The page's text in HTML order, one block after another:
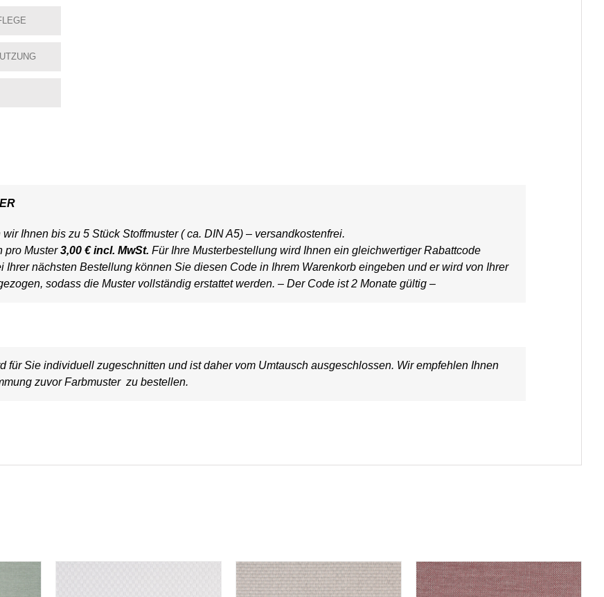
Ihnen bis zu 5 Stück Stoffmuster ( ca. DIN A5) – versandkostenfrei.
pro Muster3,00 € incl. MwSt. Für Ihre Musterbestellung wird Ihnen ein gleichwertiger Rabattcode
Ihrer nächsten Bestellung können Sie diesen Code in Ihrem Warenkorb eingeben und er wird von Ihrer
sodass die Muster vollständig erstattet werden. – Der Code ist 2 Monate gültig –
für Sie individuell zugeschnitten und ist daher vom Umtausch ausgeschlossen. Wir empfehlen Ihnen
zuvor Farbmuster zu bestellen.